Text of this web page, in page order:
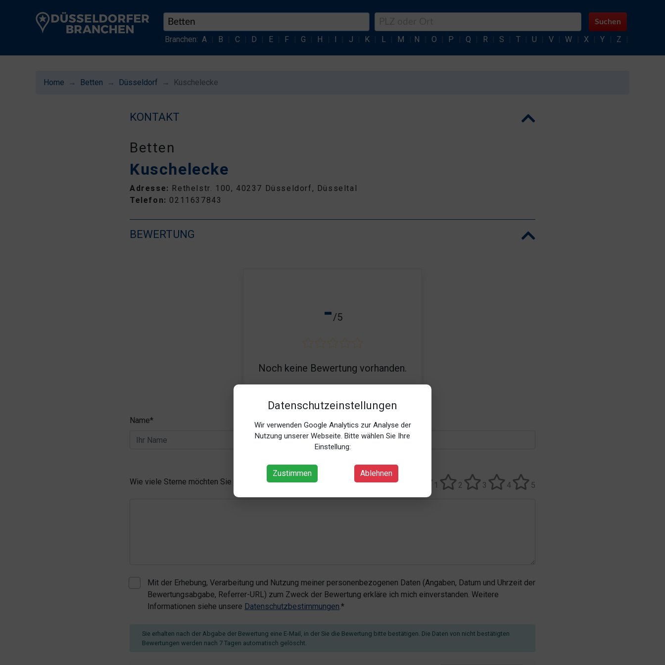
Datenschutzeinstellungen
Wir verwenden Google Analytics zur Analyse der
Nutzung unserer Webseite. Bitte wählen Sie Ihre
Einstellung:
Zustimmen Ablehnen
Suchen
Branchen: A B C D E F G H I J K L M N O P Q R S T U V W X Y Z
Home Betten Düsseldorf Kuschelecke
KONTAKT
Betten
Kuschelecke
Adresse: Rethelstr. 100, 40237 Düsseldorf, Düsseltal
Telefon: 0211637843
BEWERTUNG
-/5
Noch keine Bewertung vorhanden.
Name* E-Mail*
Wie viele Sterne möchten Sie vergeben?* 5
4
3
2
1
Mit der Erhebung, Verarbeitung und Nutzung meiner personenbezogenen Daten (Angaben, Datum und Uhrzeit der
Bewertungsabgabe, Referrer-URL) zum Zweck der Bewertung erkläre ich mich einverstanden. Weitere
Informationen siehe unsere Datenschutzbestimmungen.*
Sie erhalten nach der Abgabe der Bewertung eine E-Mail, in der Sie die Bewertung bitte bestätigen. Die Daten von nicht bestätigten
Bewertungen werden nach 7 Tagen automatisch gelöscht.